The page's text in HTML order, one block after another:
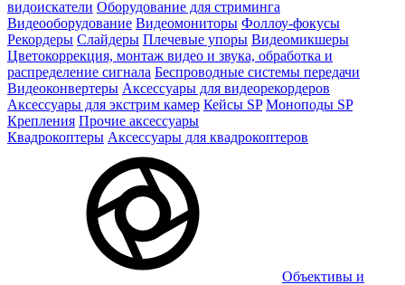
видоискатели Оборудование для стриминга
Видеооборудование Видеомониторы Фоллоу-фокусы
Рекордеры Слайдеры Плечевые упоры Видеомикшеры
Цветокоррекция, монтаж видео и звука, обработка и
распределение сигнала Беспроводные системы передачи
Видеоконвертеры Аксессуары для видеорекордеров
Аксессуары для экстрим камер Кейсы SP Моноподы SP
Крепления Прочие аксессуары
Квадрокоптеры Аксессуары для квадрокоптеров
Объективы и